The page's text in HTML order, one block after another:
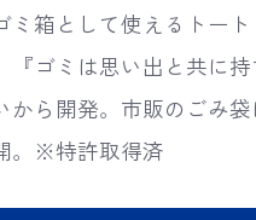
ミ箱として使えるトート
『ゴミは思い出と共に持
から開発。市販のごみ
。※特許取得済